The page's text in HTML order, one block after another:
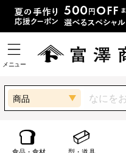
メニュー
商品